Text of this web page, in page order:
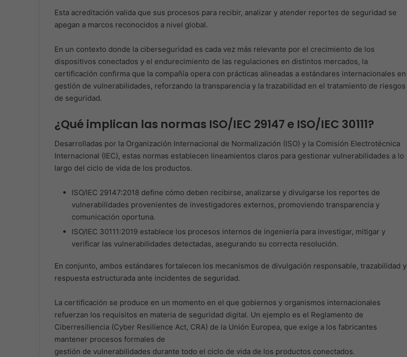
Esta acreditación valida que sus procesos para recibir, analizar y atender reportes de seguridad se
apegan a marcos reconocidos a nivel global.
En un contexto donde la ciberseguridad es cada vez más relevante por el crecimiento de los
dispositivos conectados y el endurecimiento de las regulaciones en distintos mercados, la
certificación confirma que la compañía opera con prácticas alineadas a estándares internacionales en
gestión de vulnerabilidades, reforzando la transparencia y la trazabilidad en el tratamiento de riesgos
de seguridad.
¿Qué implican las normas ISO/IEC 29147 e ISO/IEC 30111?
Desarrolladas por la Organización Internacional de Normalización (ISO) y la Comisión Electrotécnica
Internacional (IEC), estas normas establecen lineamientos claros para gestionar vulnerabilidades a lo
largo del ciclo de vida de los productos.
ISO/IEC 29147:2018 define cómo deben recibirse, analizarse y divulgarse los reportes de
vulnerabilidades provenientes de investigadores externos, promoviendo transparencia y
comunicación oportuna.
ISO/IEC 30111:2019 establece los procesos internos de ingeniería para investigar, mitigar y
verificar las vulnerabilidades detectadas, asegurando su correcta resolución.
En conjunto, ambos estándares fortalecen los mecanismos de divulgación responsable, trazabilidad y
respuesta estructurada ante incidentes de seguridad.
La certificación se produce en un momento en el que gobiernos y organismos internacionales
refuerzan los requisitos en materia de seguridad digital. Un ejemplo es el Reglamento de
Ciberresiliencia (Cyber Resilience Act, CRA) de la Unión Europea, que exige a los fabricantes
mantener procesos formales de
gestión de vulnerabilidades durante todo el ciclo de vida de los productos conectados.